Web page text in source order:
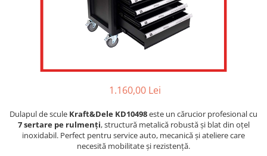
1.160,00 Lei
Dulapul de scule Kraft&Dele KD10498este un cărucior profesional cu
7 sertare pe rulmenți, structură metalică robustă și blat din oțel
inoxidabil. Perfect pentru service auto, mecanică și ateliere care
necesită mobilitate și rezistență.